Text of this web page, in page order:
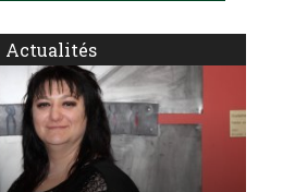
Actualités